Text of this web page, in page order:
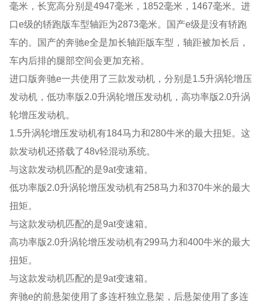
毫米，长宽高分别是4947毫米，1852毫米，1467毫米。进
口e级的轿跑版车型轴距为2873毫米。国产e级是没有轿跑
车的。国产的奔驰e全是加长轴距版车型，轴距被加长后，
车内后排的腿部空间会更加充裕。
进口版奔驰e一共使用了三款发动机，分别是1.5升涡轮增压
发动机，低功率版2.0升涡轮增压发动机，高功率版2.0升涡
轮增压发动机。
1.5升涡轮增压发动机有184马力和280牛米的最大扭矩。这
款发动机还搭载了48v轻混动系统。
与这款发动机匹配的是9at变速箱。
低功率版2.0升涡轮增压发动机有258马力和370牛米的最大
扭矩。
与这款发动机匹配的是9at变速箱。
高功率版2.0升涡轮增压发动机有299马力和400牛米的最大
扭矩。
与这款发动机匹配的是9at变速箱。
奔驰e的前悬架使用了多连杆独立悬架，后悬架使用了多连